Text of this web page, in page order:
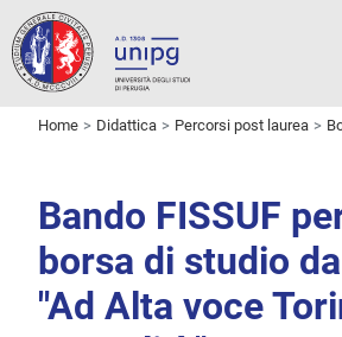
Home Didattica Percorsi post laurea
Bando FISSUF
borsa di studio
"Ad Alta voce